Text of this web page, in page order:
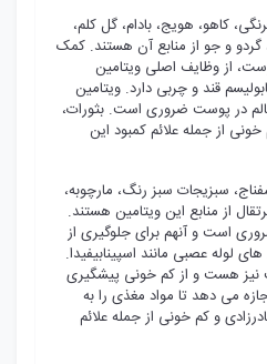
فرنگی، کاهو، هویج، بادام، گل کلم،
گردو و جو از منابع آن هستند. کمک
از وظایف اصلی ویتامین
قند و چربی دارد. ویتامین
در پوست ضروری است. بثورات،
از جمله علائم کمبود این
اسفناج، سبزیجات سبز رنگ، مارچوبه،
از منابع این ویتامین هستند.
ضروری است و آنهم برای جلوگیری از
لوله عصبی مانند اسپینابیفیدا.
هست و از کم خونی پیشگیری
می دهد تا مواد مغذی را به
و کم خونی از جمله علائم